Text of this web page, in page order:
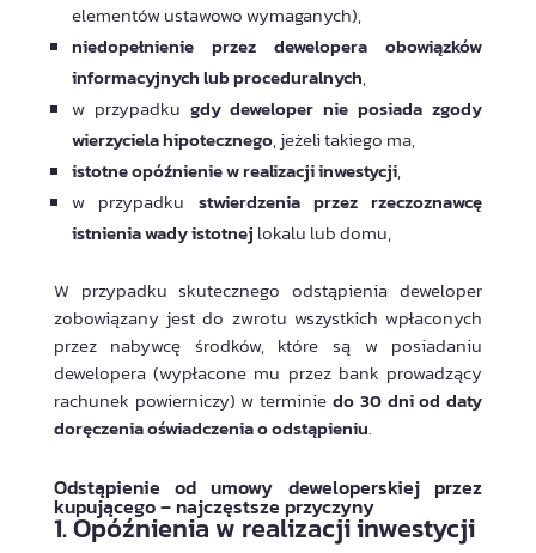
elementów ustawowo wymaganych),
niedopełnienie przez dewelopera obowiązków
informacyjnych lub proceduralnych,
w przypadku gdy deweloper nie posiada zgody
wierzyciela hipotecznego, jeżeli takiego ma,
istotne opóźnienie w realizacji inwestycji,
w przypadku stwierdzenia przez rzeczoznawcę
istnienia wady istotnej lokalu lub domu,
W przypadku skutecznego odstąpienia deweloper
zobowiązany jest do zwrotu wszystkich wpłaconych
przez nabywcę środków, które są w posiadaniu
dewelopera (wypłacone mu przez bank prowadzący
rachunek powierniczy) w terminie do 30 dni od daty
doręczenia oświadczenia o odstąpieniu.
Odstąpienie od umowy deweloperskiej przez
kupującego – najczęstsze przyczyny
1. Opóźnienia w realizacji inwestycji